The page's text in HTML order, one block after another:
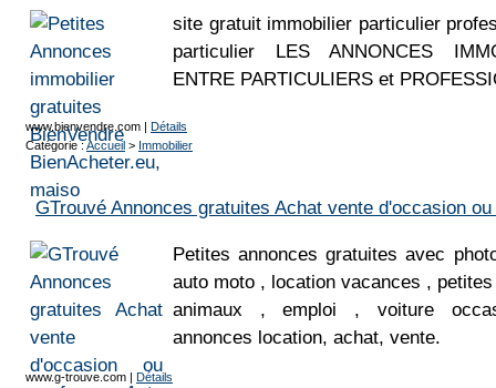
site gratuit immobilier particulier
particulier LES ANNONCES
ENTRE PARTICULIERS et
www.bienvendre.com | Détails
Catégorie :Accueil > Immobilier
GTrouvé Annonces gratuites Achat vente d'occasion
Petites annonces gratuites avec
auto moto , location vacances ,
animaux , emploi , voiture
annonces location, achat, vente.
www.g-trouve.com | Détails